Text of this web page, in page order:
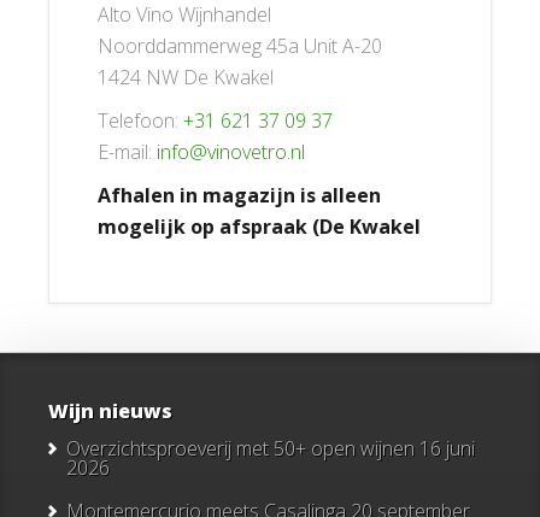
Alto Vino Wijnhandel
Noorddammerweg 45a Unit A-20
1424 NW De Kwakel
Telefoon: +31 621 37 09 37
E-mail: info@vinovetro.nl
Afhalen in magazijn is alleen
mogelijk op afspraak (De Kwakel
Wijn nieuws
Overzichtsproeverij met 50+ open wijnen 16 juni
2026
Montemercurio meets Casalinga 20 september